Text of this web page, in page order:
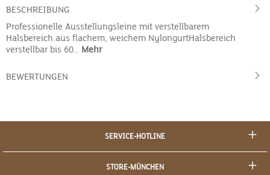
BESCHREIBUNG
Professionelle Ausstellungsleine mit verstellbarem
Halsbereich.aus flachem, weichem NylongurtHalsbereich
verstellbar bis 60… Mehr
BEWERTUNGEN
SERVICE-HOTLINE
STORE-MÜNCHEN